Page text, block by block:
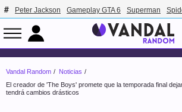
Peter Jackson Gameplay GTA 6 Superman
Vandal Random
Noticias
El creador de 'The Boys' promete que la temporada final
tendrá cambios drásticos